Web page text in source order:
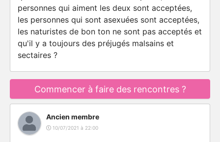
personnes qui aiment les deux sont acceptées,
les personnes qui sont asexuées sont acceptées,
les naturistes de bon ton ne sont pas acceptés et
qu'il y a toujours des préjugés malsains et
sectaires ?
Commencer à faire des rencontres ?
Ancien membre
10/07/2021 à 22:00